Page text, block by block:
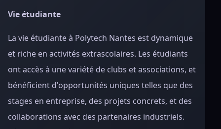
Vie étudiante
La vie étudiante à Polytech Nantes est dynamique
et riche en activités extrascolaires. Les étudiants
ont accès à une variété de clubs et associations, et
bénéficient d'opportunités uniques telles que des
stages en entreprise, des projets concrets, et des
collaborations avec des partenaires industriels.